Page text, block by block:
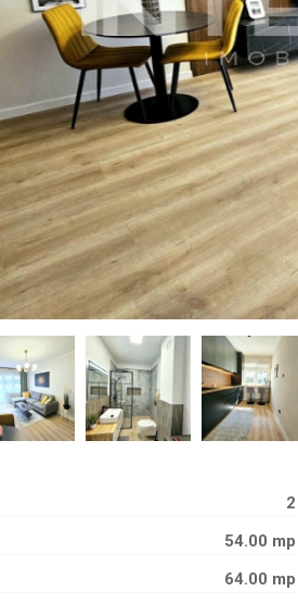
2
54.00 mp
64.00 mp